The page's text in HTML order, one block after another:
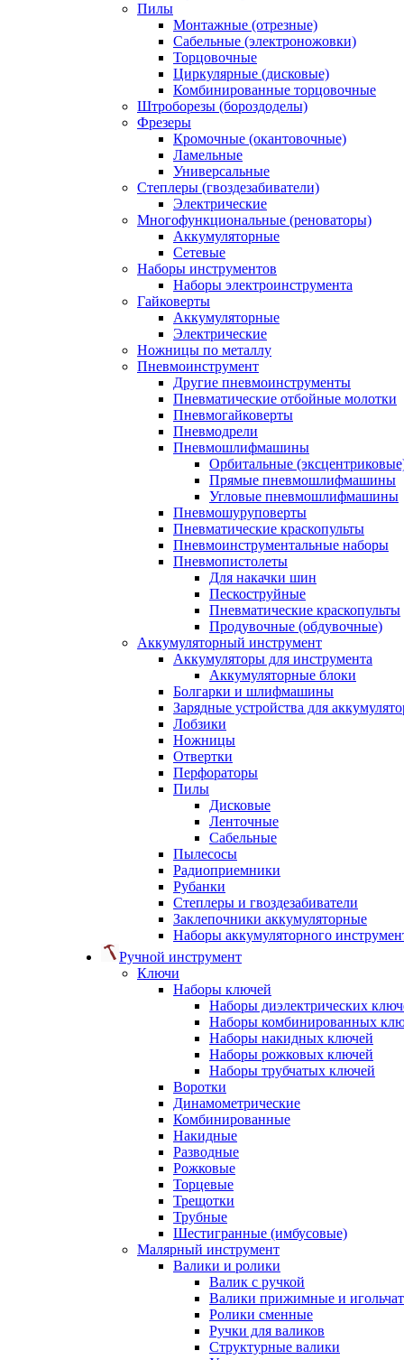
Пилы
Монтажные (отрезные)
Сабельные (электроножовки)
Торцовочные
Циркулярные (дисковые)
Комбинированные торцовочные
Штроборезы (бороздоделы)
Фрезеры
Кромочные (окантовочные)
Ламельные
Универсальные
Степлеры (гвоздезабиватели)
Электрические
Многофункциональные (реноваторы)
Аккумуляторные
Сетевые
Наборы инструментов
Наборы электроинструмента
Гайковерты
Аккумуляторные
Электрические
Ножницы по металлу
Пневмоинструмент
Другие пневмоинструменты
Пневматические отбойные молотки
Пневмогайковерты
Пневмодрели
Пневмошлифмашины
Орбитальные
Прямые пневмошлифмашины
Угловые пневмошлифмашины
Пневмошуруповерты
Пневматические краскопульты
Пневмоинструментальные наборы
Пневмопистолеты
Для накачки шин
Пескоструйные
Пневматические краскопульты
Продувочные (обдувочные)
Аккумуляторный инструмент
Аккумуляторы для инструмента
Аккумуляторные блоки
Болгарки и шлифмашины
Зарядные устройства для
Лобзики
Ножницы
Отвертки
Перфораторы
Пилы
Дисковые
Ленточные
Сабельные
Пылесосы
Радиоприемники
Рубанки
Степлеры и гвоздезабиватели
Заклепочники аккумуляторные
Наборы аккумуляторного
Ручной инструмент
Ключи
Наборы ключей
Наборы диэлектрических
Наборы комбинированных
Наборы накидных ключей
Наборы рожковых ключей
Наборы трубчатых ключей
Воротки
Динамометрические
Комбинированные
Накидные
Разводные
Рожковые
Торцевые
Трещотки
Трубные
Шестигранные (имбусовые)
Малярный инструмент
Валики и ролики
Валик с ручкой
Валики прижимные и
Ролики сменные
Ручки для валиков
Структурные валики